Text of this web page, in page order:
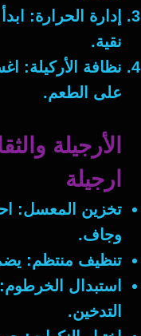
إدارة الحرارة:
نقية.
نظافة الأركيلة:
على الطعم.
الأرجيلة
ارجيلة
تخزين المعسل:
وجاف.
تنظيف منتظم:
استبدال الخرطوم
التدخين.